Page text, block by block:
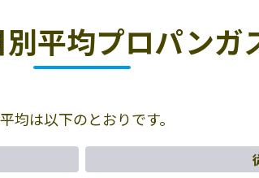
平均プロパンガ
均は以下のとおりです。